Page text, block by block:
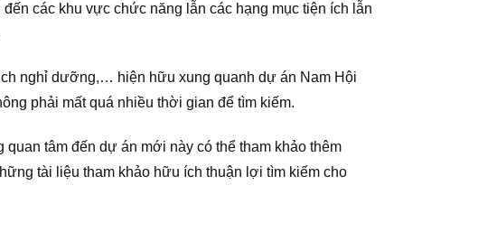
các khu vực chức năng lẫn các hạng mục tiện ích lẫn
nghỉ dưỡng,… hiện hữu xung quanh dự án Nam Hội
phải mất quá nhiều thời gian để tìm kiếm.
quan tâm đến dự án mới này có thể tham khảo thêm
tài liệu tham khảo hữu ích thuận lợi tìm kiếm cho